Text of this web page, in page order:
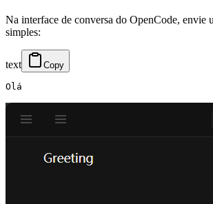
Na interface de conversa do OpenCode, envie
simples:
text Copy